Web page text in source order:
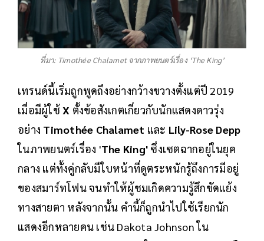
ที่มา: Timothée Chalamet จากภาพยนตร์เรื่อง ‘The King’
เทรนด์นี้เริ่มถูกพูดถึงอย่างกว้างขวางตั้งแต่ปี 2019
เมื่อมีผู้ใช้ X ตั้งข้อสังเกตเกี่ยวกับนักแสดงดาวรุ่ง
อย่าง Timothée Chalamet และ Lily-Rose Depp
ในภาพยนตร์เรื่อง 'The King' ซึ่งเซตฉากอยู่ในยุค
กลาง แต่ทั้งคู่กลับมีใบหน้าที่ดูตระหนักรู้ถึงการมีอยู่
ของสมาร์ทโฟน จนทำให้ผู้ชมเกิดความรู้สึกขัดแย้ง
ทางสายตา หลังจากนั้น คำนี้ก็ถูกนำไปใช้เรียกนัก
แสดงอีกหลายคน เช่น Dakota Johnson ใน